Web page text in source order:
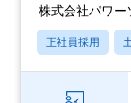
株式会社パワー
正社員採用